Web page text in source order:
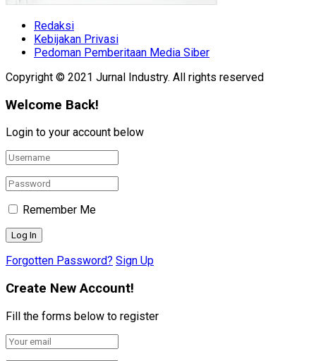
Redaksi
Kebijakan Privasi
Pedoman Pemberitaan Media Siber
Copyright © 2021 Jurnal Industry. All rights reserved
Welcome Back!
Login to your account below
Remember Me
Forgotten Password? Sign Up
Create New Account!
Fill the forms below to register